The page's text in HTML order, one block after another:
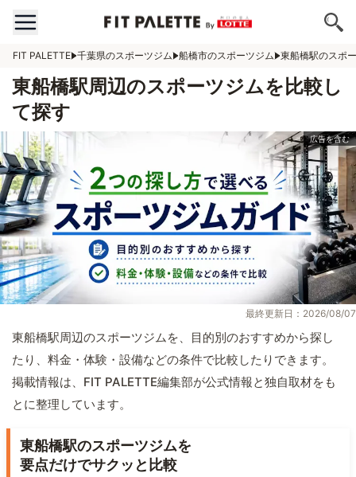
FIT PALETTE 千葉県のスポーツジム 船橋市のスポーツジム 東船橋駅のスポ
東船橋駅周辺のスポーツジムを比較し
て探す
最終更新日：2026/08/07
東船橋駅周辺のスポーツジムを、目的別のおすすめから探し
たり、料金・体験・設備などの条件で比較したりできます。
掲載情報は、FIT PALETTE編集部が公式情報と独自取材をも
とに整理しています。
東船橋駅のスポーツジムを
要点だけでサクッと比較